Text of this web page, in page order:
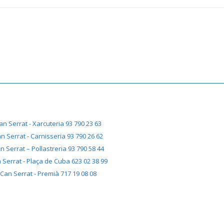
Serrat - Xarcuteria 93 790 23 63
Serrat - Carnisseria 93 790 26 62
Serrat – Pollastreria 93 790 58 44
Serrat - Plaça de Cuba 623 02 38 99
Can Serrat - Premià 717 19 08 08